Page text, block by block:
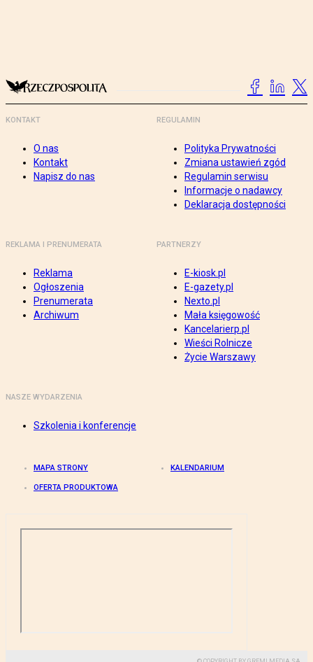
KONTAKT
O nas
Kontakt
Napisz do nas
REGULAMIN
Polityka Prywatności
Zmiana ustawień zgód
Regulamin serwisu
Informacje o nadawcy
Deklaracja dostępności
REKLAMA I PRENUMERATA
Reklama
Ogłoszenia
Prenumerata
Archiwum
PARTNERZY
E-kiosk.pl
E-gazety.pl
Nexto.pl
Mała księgowość
Kancelarierp.pl
Wieści Rolnicze
Życie Warszawy
NASZE WYDARZENIA
Szkolenia i konferencje
MAPA STRONY KALENDARIUM
OFERTA PRODUKTOWA